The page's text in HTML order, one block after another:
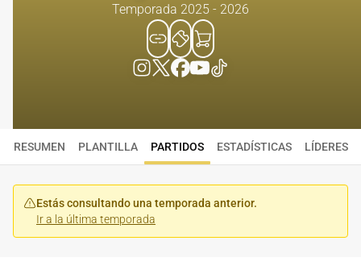
Temporada 2025 - 2026
RESUMEN PLANTILLA PARTIDOS ESTADÍSTICAS LÍDERES
Estás consultando una temporada anterior.
Ir a la última temporada